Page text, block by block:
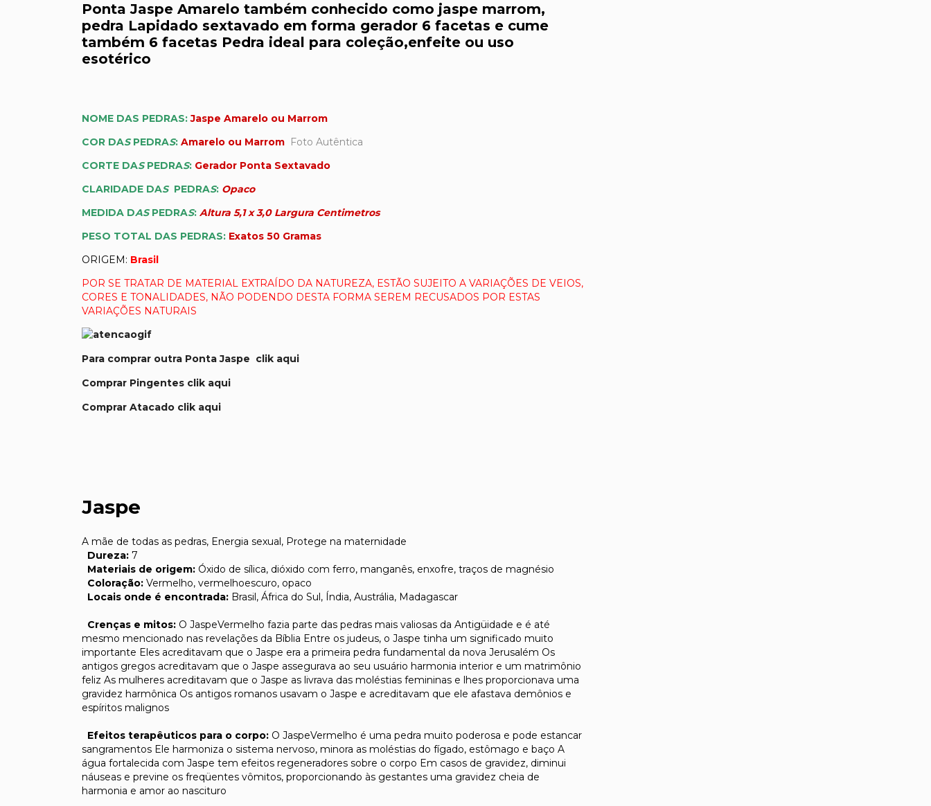
Ponta Jaspe Amarelo também conhecido como jaspe marrom,
pedra Lapidado sextavado em forma gerador 6 facetas e cume
também 6 facetas Pedra ideal para coleção,enfeite ou uso
esotérico
NOME DAS PEDRAS:Jaspe Amarelo ou Marrom
COR DASPEDRAS: Amarelo ou Marrom Foto Autêntica
CORTE DASPEDRAS: Gerador Ponta Sextavado
CLARIDADE DASPEDRAS: Opaco
MEDIDA DASPEDRAS: Altura 5,1 x 3,0 Largura Centimetros
PESO TOTAL DAS PEDRAS: Exatos 50 Gramas
ORIGEM: Brasil
POR SE TRATAR DE MATERIAL EXTRAÍDO DA NATUREZA, ESTÃO SUJEITO A VARIAÇÕES DE VEIOS,
CORES E TONALIDADES, NÃO PODENDO DESTA FORMA SEREM RECUSADOS POR ESTAS
VARIAÇÕES NATURAIS
Para comprar outra Ponta Jaspe clik aqui
Comprar Pingentes clik aqui
Comprar Atacado clik aqui
Jaspe
A mãe de todas as pedras, Energia sexual, Protege na maternidade
Dureza: 7
Materiais de origem: Óxido de sílica, dióxido com ferro, manganês, enxofre, traços de magnésio
Coloração: Vermelho, vermelhoescuro, opaco
Locais onde é encontrada: Brasil, África do Sul, Índia, Austrália, Madagascar
Crenças e mitos: O JaspeVermelho fazia parte das pedras mais valiosas da Antigüidade e é até
mesmo mencionado nas revelações da Bíblia Entre os judeus, o Jaspe tinha um significado muito
importante Eles acreditavam que o Jaspe era a primeira pedra fundamental da nova Jerusalém Os
antigos gregos acreditavam que o Jaspe assegurava ao seu usuário harmonia interior e um matrimônio
feliz As mulheres acreditavam que o Jaspe as livrava das moléstias femininas e lhes proporcionava uma
gravidez harmônica Os antigos romanos usavam o Jaspe e acreditavam que ele afastava demônios e
espíritos malignos
Efeitos terapêuticos para o corpo: O JaspeVermelho é uma pedra muito poderosa e pode estancar
sangramentos Ele harmoniza o sistema nervoso, minora as moléstias do fígado, estômago e baço A
água fortalecida com Jaspe tem efeitos regeneradores sobre o corpo Em casos de gravidez, diminui
náuseas e previne os freqüentes vômitos, proporcionando às gestantes uma gravidez cheia de
harmonia e amor ao nascituro